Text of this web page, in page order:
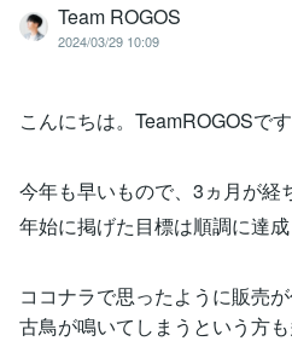
Team ROGOS
2024/03/29 10:09
こんにちは。TeamROGOSで
今年も早いもので、3ヵ月が経
年始に掲げた目標は順調に達
ココナラで思ったように販売
古鳥が鳴いてしまうという方も